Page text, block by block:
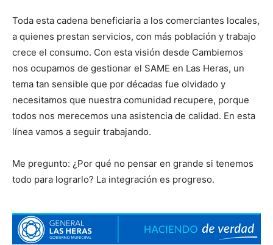
Toda esta cadena beneficiaria a los comerciantes locales,
a quienes prestan servicios, con más población y trabajo
crece el consumo. Con esta visión desde Cambiemos
nos ocupamos de gestionar el SAME en Las Heras, un
tema tan sensible que por décadas fue olvidado y
necesitamos que nuestra comunidad recupere, porque
todos nos merecemos una asistencia de calidad. En esta
línea vamos a seguir trabajando.
Me pregunto: ¿Por qué no pensar en grande si tenemos
todo para lograrlo? La integración es progreso.